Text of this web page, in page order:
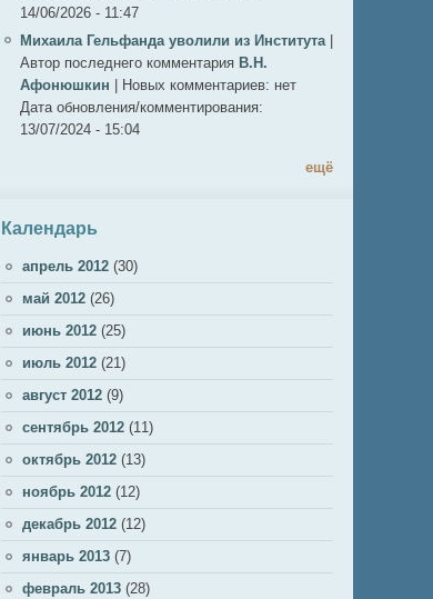
14/06/2026 - 11:47
Михаила Гельфанда уволили из Института
Автор последнего комментария В.Н.
Афонюшкин
Новых комментариев: нет
Дата обновления/комментирования:
13/07/2024 - 15:04
ещё
Календарь
апрель 2012 (30)
май 2012 (26)
июнь 2012 (25)
июль 2012 (21)
август 2012 (9)
сентябрь 2012 (11)
октябрь 2012 (13)
ноябрь 2012 (12)
декабрь 2012 (12)
январь 2013 (7)
февраль 2013 (28)